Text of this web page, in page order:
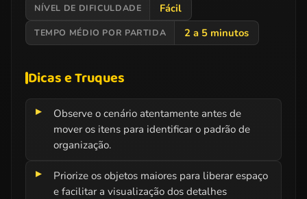
NÍVEL DE DIFICULDADE Fácil
TEMPO MÉDIO POR PARTIDA 2 a 5 minutos
Dicas e Truques
Observe o cenário atentamente antes de
mover os itens para identificar o padrão de
organização.
Priorize os objetos maiores para liberar espaço
e facilitar a visualização dos detalhes